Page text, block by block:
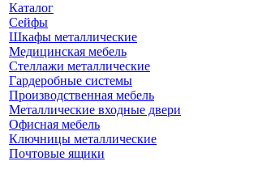
Каталог
Сейфы
Шкафы металлические
Медицинская мебель
Стеллажи металлические
Гардеробные системы
Производственная мебель
Металлические входные двери
Офисная мебель
Ключницы металлические
Почтовые ящики